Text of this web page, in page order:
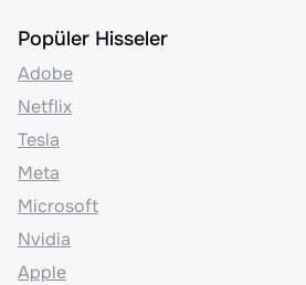
Popüler Hisseler
Adobe
Netflix
Tesla
Meta
Microsoft
Nvidia
Apple